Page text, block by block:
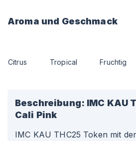
Aroma und Geschmack
Citrus Tropical Fruchtig
Beschreibung: IMC KAU
Cali Pink
IMC KAU THC25 Token mit